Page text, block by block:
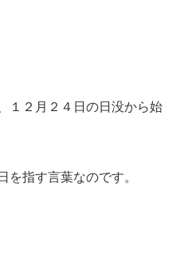
１２月２４日の日没から始
を指す言葉なのです。